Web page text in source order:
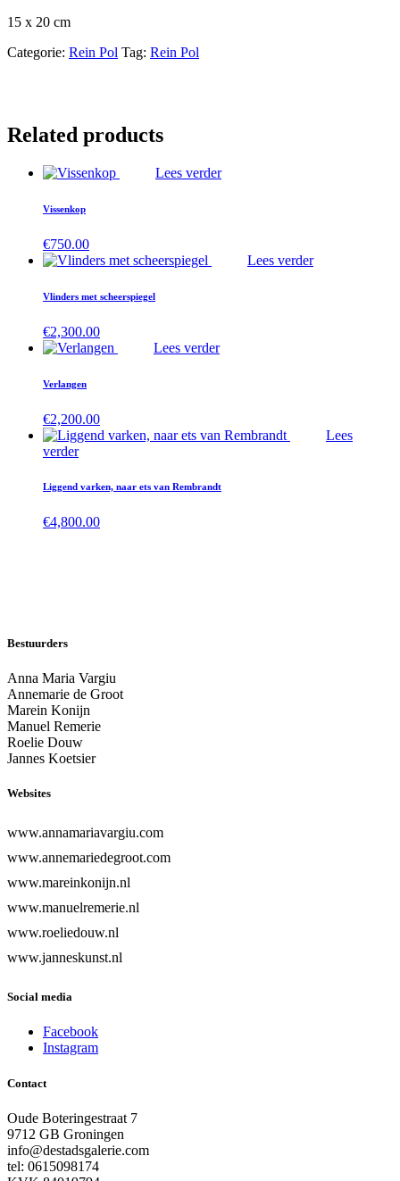
15 x 20 cm
Categorie: Rein Pol Tag: Rein Pol
Related products
Lees verder
Vissenkop
€750.00
Lees verder
Vlinders met scheerspiegel
€2,300.00
Lees verder
Verlangen
€2,200.00
Lees
verder
Liggend varken, naar ets van Rembrandt
€4,800.00
Bestuurders
Anna Maria Vargiu
Annemarie de Groot
Marein Konijn
Manuel Remerie
Roelie Douw
Jannes Koetsier
Websites
www.annamariavargiu.com
www.annemariedegroot.com
www.mareinkonijn.nl
www.manuelremerie.nl
www.roeliedouw.nl
www.janneskunst.nl
Social media
Facebook
Instagram
Contact
Oude Boteringestraat 7
9712 GB Groningen
info@destadsgalerie.com
tel: 0615098174